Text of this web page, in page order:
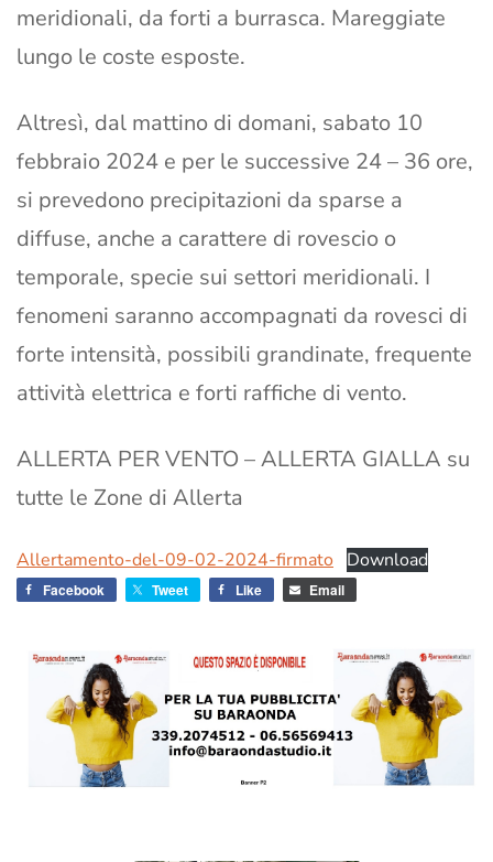
meridionali, da forti a burrasca. Mareggiate
lungo le coste esposte.
Altresì, dal mattino di domani, sabato 10
febbraio 2024 e per le successive 24 – 36 ore,
si prevedono precipitazioni da sparse a
diffuse, anche a carattere di rovescio o
temporale, specie sui settori meridionali. I
fenomeni saranno accompagnati da rovesci di
forte intensità, possibili grandinate, frequente
attività elettrica e forti raffiche di vento.
ALLERTA PER VENTO – ALLERTA GIALLA su
tutte le Zone di Allerta
Allertamento-del-09-02-2024-firmato Download
Facebook Tweet Like Email